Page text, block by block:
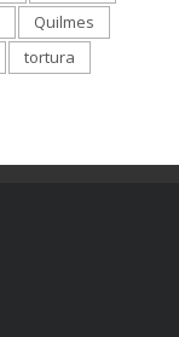
Quilmes
tortura